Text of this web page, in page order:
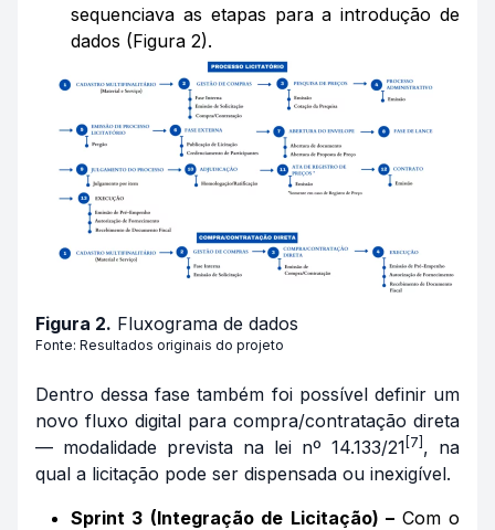
sequenciava as etapas para a introdução de
dados (Figura 2).
Figura 2. Fluxograma de dados
Fonte: Resultados originais do projeto
Dentro dessa fase também foi possível definir um
novo fluxo digital para compra/contratação direta
— modalidade prevista na lei nº 14.133/21 [7] , na
qual a licitação pode ser dispensada ou inexigível.
Sprint 3 (Integração de Licitação) – Com o